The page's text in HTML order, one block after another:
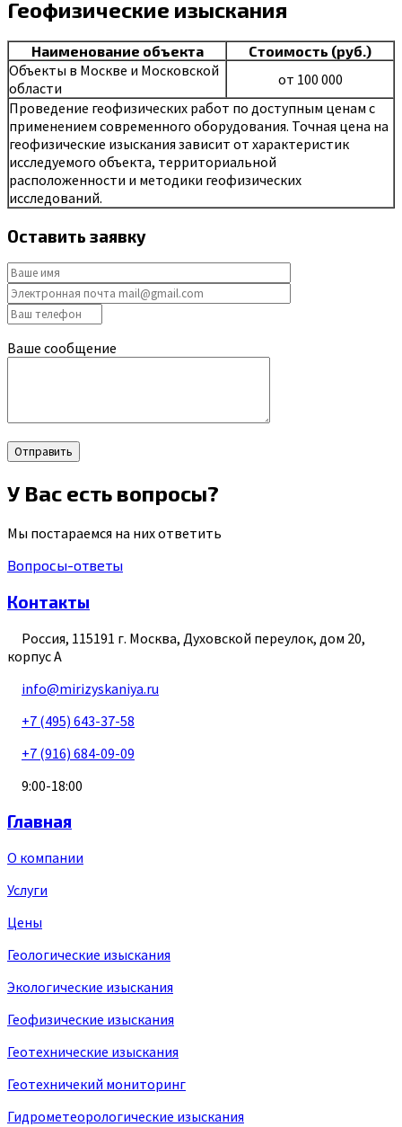
Геофизические изыскания
Наименование объекта Стоимость (руб.)
Объекты в Москве и Московской
области
от 100 000
Проведение геофизических работ по доступным ценам с
применением современного оборудования. Точная цена на
геофизические изыскания зависит от характеристик
исследуемого объекта, территориальной
расположенности и методики геофизических
исследований.
Оставить заявку
Ваше сообщение
У Вас есть вопросы?
Мы постараемся на них ответить
Вопросы-ответы
Контакты
Россия, 115191 г. Москва, Духовской переулок, дом 20,
корпус А
info@mirizyskaniya.ru
+7 (495) 643-37-58
+7 (916) 684-09-09
9:00-18:00
Главная
О компании
Услуги
Цены
Геологические изыскания
Экологические изыскания
Геофизические изыскания
Геотехнические изыскания
Геотехничекий мониторинг
Гидрометеорологические изыскания